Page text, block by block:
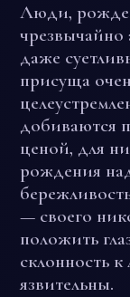
Люди,
чрезвычайно
даже
присуща
добиваются
ценой, для
рождения
— своего
положить
склонность
язвительны.